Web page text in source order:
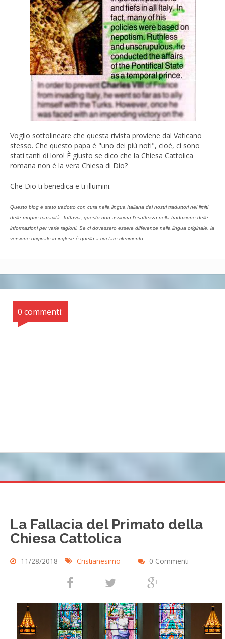
Voglio sottolineare che questa rivista proviene dal Vaticano
stesso. Che questo papa è "uno dei più noti", cioè, ci sono
stati tanti di loro! È giusto se dico che la Chiesa Cattolica
romana non è la vera Chiesa di Dio?
Che Dio ti benedica e ti illumini.
Questo blog è stato tradotto con cura nella lingua Italiana dai nostri traduttori nei limiti
delle proprie capacità. Tuttavia, questo non assicura l’esattezza nella traduzione delle
informazioni per varie ragioni. Se ci dovessero essere differenze nella lingua originale, la
versione originale in inglese è quella a cui fare riferimento.
0 commenti:
La Fallacia del Primato della
Chiesa Cattolica
11/28/2018 Cristianesimo 0 Commenti